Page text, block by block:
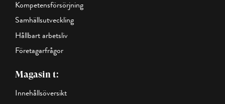
Kompetensförsörjning
Samhällsutveckling
Hållbart arbetsliv
Företagarfrågor
Magasin t:
Innehållsöversikt